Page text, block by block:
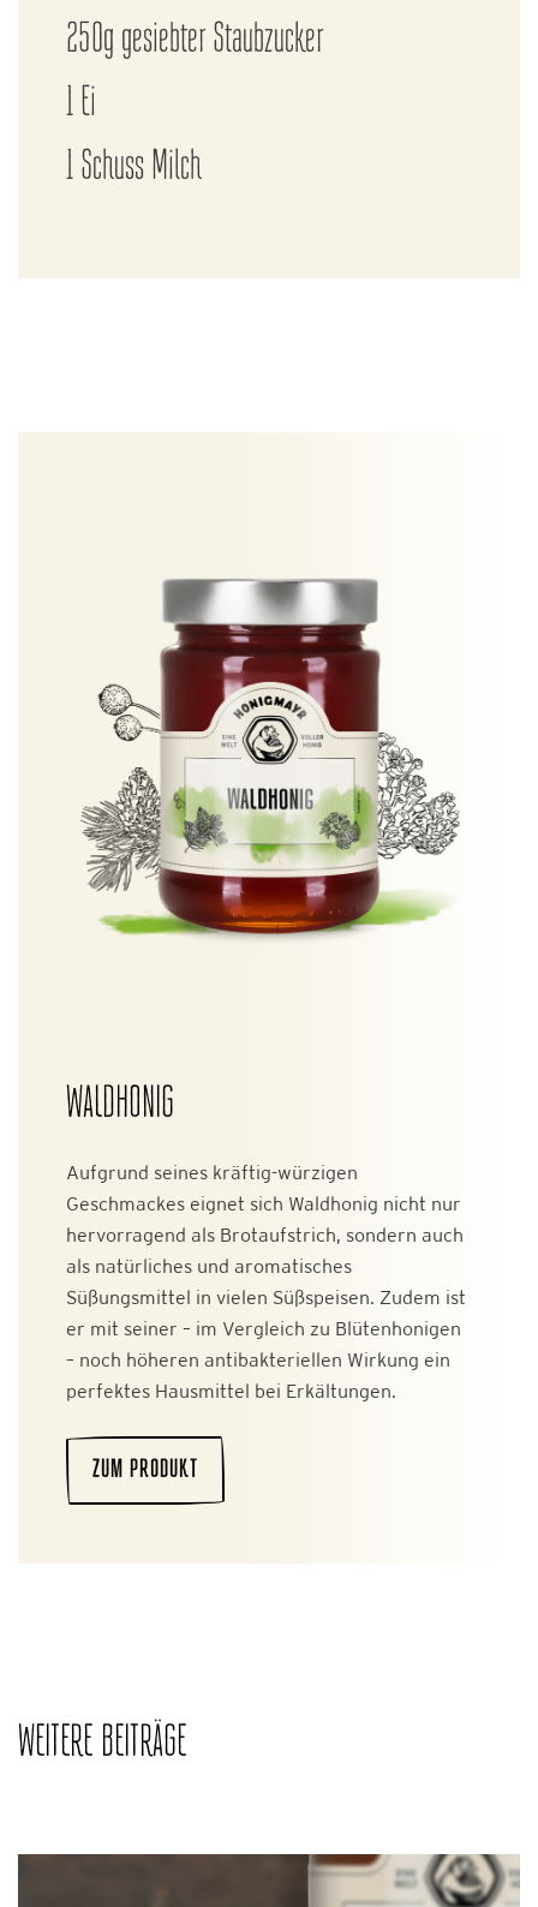
250g gesiebter Staubzucker
1 Ei
1 Schuss Milch
WALDHONIG
Aufgrund seines kräftig-würzigen
Geschmackes eignet sich Waldhonig nicht nur
hervorragend als Brotaufstrich, sondern auch
als natürliches und aromatisches
Süßungsmittel in vielen Süßspeisen. Zudem ist
er mit seiner – im Vergleich zu Blütenhonigen
– noch höheren antibakteriellen Wirkung ein
perfektes Hausmittel bei Erkältungen.
ZUM PRODUKT
WEITERE BEITRÄGE